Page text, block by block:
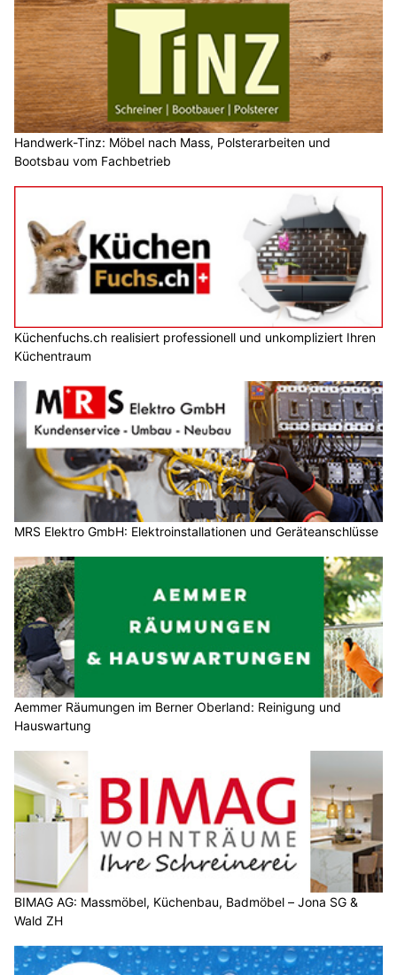
Handwerk-Tinz: Möbel nach Mass, Polsterarbeiten und
Bootsbau vom Fachbetrieb
Küchenfuchs.ch realisiert professionell und unkompliziert Ihren
Küchentraum
MRS Elektro GmbH: Elektroinstallationen und Geräteanschlüsse
Aemmer Räumungen im Berner Oberland: Reinigung und
Hauswartung
BIMAG AG: Massmöbel, Küchenbau, Badmöbel – Jona SG &
Wald ZH